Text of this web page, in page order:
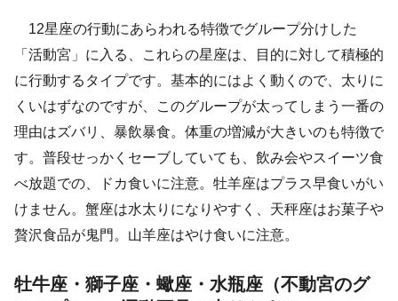
12星座の行動にあらわれる特徴でグループ分けした
「活動宮」に入る、これらの星座は、目的に対して積極的
に行動するタイプです。基本的にはよく動くので、太りに
くいはずなのですが、このグループが太ってしまう一番の
理由はズバリ、暴飲暴食。体重の増減が大きいのも特徴で
す。普段せっかくセーブしていても、飲み会やスイーツ食
べ放題での、ドカ食いに注意。牡羊座はプラス早食いがい
けません。蟹座は水太りになりやすく、天秤座はお菓子や
贅沢食品が鬼門。山羊座はやけ食いに注意。
牡牛座・獅子座・蠍座・水瓶座（不動宮のグ